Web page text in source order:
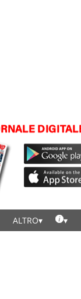
ALTRO